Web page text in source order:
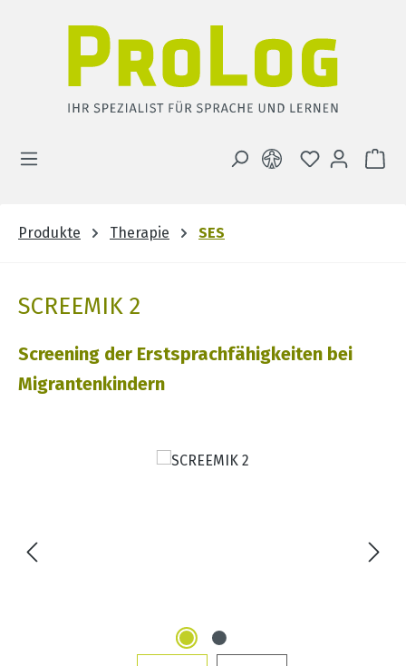
DU HAST 0
Produkte Therapie SES
SCREEMIK 2
Screening der Erstsprachfähigkeiten bei
Migrantenkindern
Bildergalerie überspringen